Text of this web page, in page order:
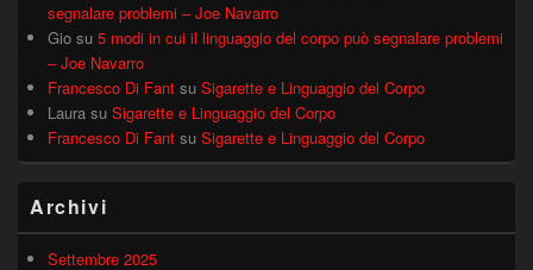
segnalare problemi – Joe Navarro
Gio su 5 modi in cui il linguaggio del corpo può segnalare problemi
– Joe Navarro
Francesco Di Fant su Sigarette e Linguaggio del Corpo
Laura su Sigarette e Linguaggio del Corpo
Francesco Di Fant su Sigarette e Linguaggio del Corpo
Archivi
Settembre 2025